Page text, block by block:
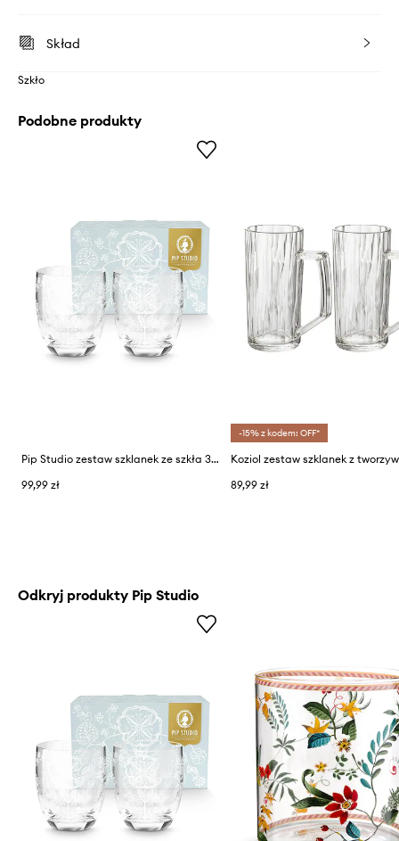
Skład
Szkło
Podobne produkty
Pip Studio zestaw szklanek ze szkła 320 ml
99,99 zł
-15% z kodem: OFF*
89,99 zł
Odkryj produkty Pip Studio